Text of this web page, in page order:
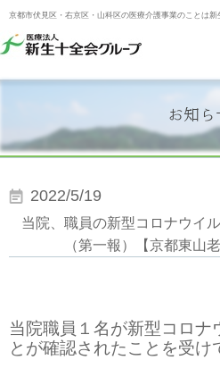
京都市伏見区・右京区・山科区の医療介護事業のことは新
お知ら
2022/5/19
当院、職員の新型コロナウイ
（第一報）【京都東山
当院職員１名が新型コロナ
とが確認されたことを受け